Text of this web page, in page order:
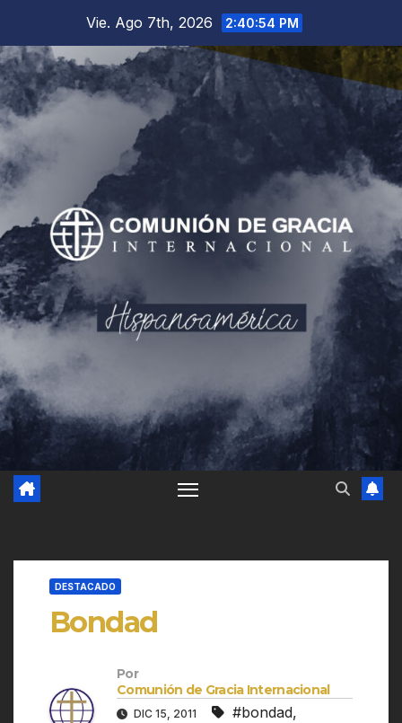
contenido
Vie. Ago 7th, 2026 2:40:55 PM
DESTACADO
Bondad
Por
Comunión de Gracia Internacional
DIC 15, 2011 #bondad,